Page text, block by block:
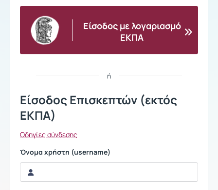
Είσοδος με λογαριασμό
ΕΚΠΑ
ή
Είσοδος Επισκεπτών (εκτός
ΕΚΠΑ)
Οδηγίες σύνδεσης
Όνομα χρήστη (username)